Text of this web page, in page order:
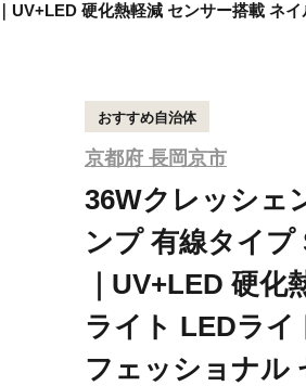
硬化熱軽減 センサー搭載 ネ
おすすめ自治体
京都府 長岡京市
36Wクレッシェ
ンプ 有線タイ
｜UV+LED 硬
ライト LEDライ
フェッショナル